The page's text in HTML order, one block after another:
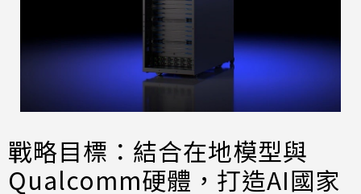
戰略目標：結合在地模型與
Qualcomm硬體，打造AI國家